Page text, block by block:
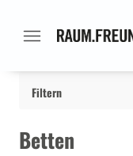
Filtern
Betten